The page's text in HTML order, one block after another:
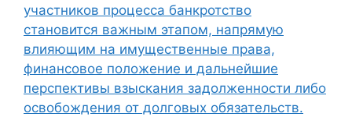
участников процесса банкротство
становится важным этапом, напрямую
влияющим на имущественные права,
финансовое положение и дальнейшие
перспективы взыскания задолженности либо
освобождения от долговых обязательств.